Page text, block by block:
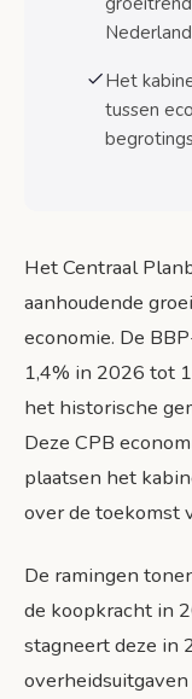
Het
tussen
Het Centraal
aanhoudende
economie. De
1,4% in 2026 tot
het historische
Deze CPB
plaatsen het
over de toekomst
De ramingen
de koopkracht in
stagneert deze in